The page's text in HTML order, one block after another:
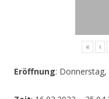
« ‹
Eröffnung: